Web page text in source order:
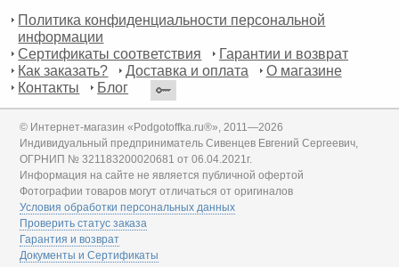
Политика конфиденциальности персональной
информации
Сертификаты соответствия
Гарантии и возврат
Как заказать?
Доставка и оплата
О магазине
Контакты
Блог
© Интернет-магазин «Podgotoffka.ru®», 2011—2026
Индивидуальный предприниматель Сивенцев Евгений Сергеевич,
ОГРНИП № 321183200020681 от 06.04.2021г.
Информация на сайте не является публичной офертой
Фотографии товаров могут отличаться от оригиналов
Условия обработки персональных данных
Проверить статус заказа
Гарантия и возврат
Документы и Сертификаты